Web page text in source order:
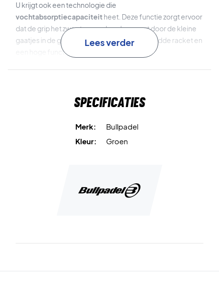
U krijgt ook een technologie die
vochtabsorptiecapaciteit heet. Deze functie zorgt ervoor
dat de grip het zweet van uw hand opvangt door de kleine
gaatjes in de greep! Zo krijg je een minder gladde racket en
een hoge functionaliteit.
Lees verder
Specificaties
Merk:
Bullpadel
Kleur:
Groen